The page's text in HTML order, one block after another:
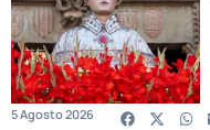
5 Agosto 2026